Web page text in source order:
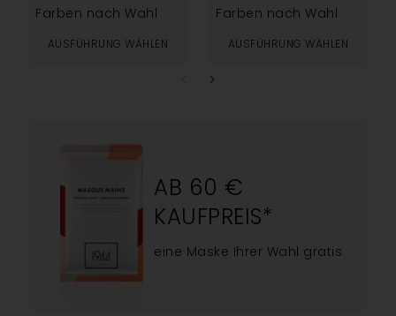
Farben nach Wahl
AUSFÜHRUNG WÄHLEN
Farben nach Wahl
AUSFÜHRUNG WÄHLEN
AB 60 €
KAUFPREIS*
eine Maske Ihrer Wahl gratis